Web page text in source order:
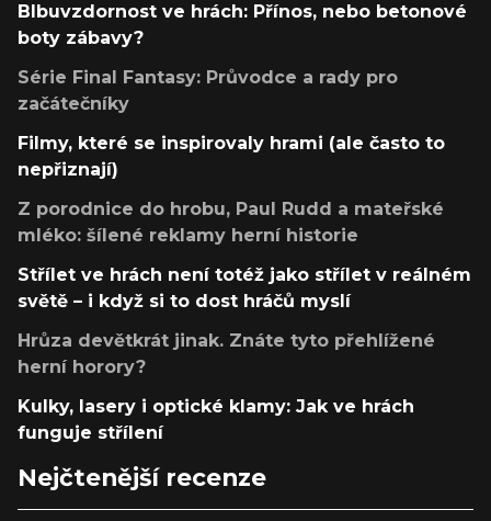
Blbuvzdornost ve hrách: Přínos, nebo betonové
boty zábavy?
Série Final Fantasy: Průvodce a rady pro
začátečníky
Filmy, které se inspirovaly hrami (ale často to
nepřiznají)
Z porodnice do hrobu, Paul Rudd a mateřské
mléko: šílené reklamy herní historie
Střílet ve hrách není totéž jako střílet v reálném
světě – i když si to dost hráčů myslí
Hrůza devětkrát jinak. Znáte tyto přehlížené
herní horory?
Kulky, lasery i optické klamy: Jak ve hrách
funguje střílení
Nejčtenější recenze